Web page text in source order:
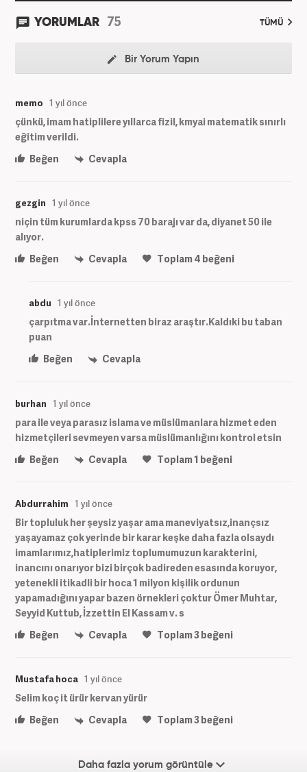
YORUMLAR 75 TÜMÜ
Bir Yorum Yapın
memo 1 yıl önce
çünkü, imam hatiplilere yıllarca fizil, kmyai matematik sınırlı
eğitim verildi.
Beğen
Cevapla
gezgin 1 yıl önce
niçin tüm kurumlarda kpss 70 barajı var da, diyanet 50 ile
alıyor.
Beğen
Cevapla Toplam4 beğeni
abdu 1 yıl önce
çarpıtma var.İnternetten biraz araştır.Kaldıki bu taban
puan
Beğen
Cevapla
burhan 1 yıl önce
para ile veya parasız islama ve müslümanlara hizmet eden
hizmetçileri sevmeyen varsa müslümanlığını kontrol etsin
Beğen
Cevapla Toplam1 beğeni
Abdurrahim 1 yıl önce
Bir topluluk her şeysiz yaşar ama maneviyatsız,inançsız
yaşayamaz çok yerinde bir karar keşke daha fazla olsaydı
imamlarımız,hatiplerimiz toplumumuzun karakterini,
inancını onarıyor bizi birçok badireden esasında koruyor,
yetenekli itikadli bir hoca 1 milyon kişilik ordunun
yapamadığını yapar bazen örnekleri çoktur Ömer Muhtar,
Seyyid Kuttub, İzzettin El Kassam v. s
Beğen
Cevapla Toplam3beğeni
Mustafa hoca 1 yıl önce
Selim koç it ürür kervan yürür
Beğen
Cevapla Toplam3beğeni
Daha fazla yorum görüntüle